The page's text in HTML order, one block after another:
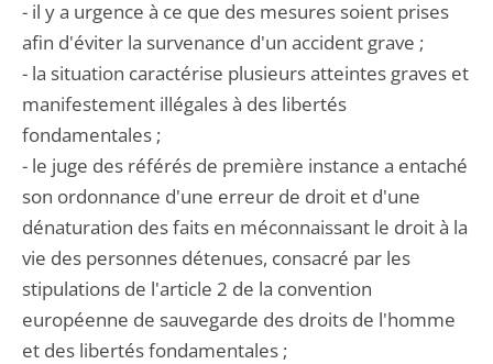
- il y a urgence à ce que des mesures soient prises
afin d'éviter la survenance d'un accident grave ;
- la situation caractérise plusieurs atteintes graves et
manifestement illégales à des libertés
fondamentales ;
- le juge des référés de première instance a entaché
son ordonnance d'une erreur de droit et d'une
dénaturation des faits en méconnaissant le droit à la
vie des personnes détenues, consacré par les
stipulations de l'article 2 de la convention
européenne de sauvegarde des droits de l'homme
et des libertés fondamentales ;